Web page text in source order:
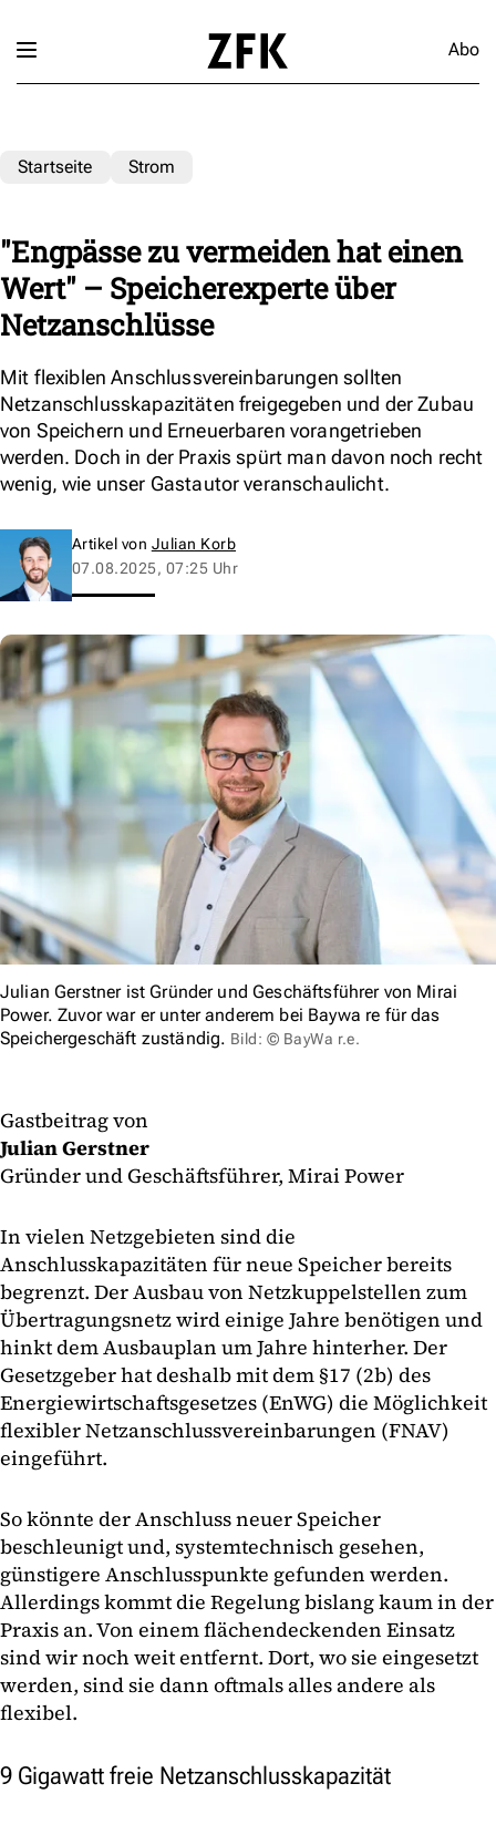
Abo
Startseite Strom
"Engpässe zu vermeiden hat einen
Wert" – Speicherexperte über
Netzanschlüsse
Mit flexiblen Anschlussvereinbarungen sollten
Netzanschlusskapazitäten freigegeben und der Zubau
von Speichern und Erneuerbaren vorangetrieben
werden. Doch in der Praxis spürt man davon noch recht
wenig, wie unser Gastautor veranschaulicht.
Artikel von Julian Korb
07.08.2025, 07:25 Uhr
Julian Gerstner ist Gründer und Geschäftsführer von Mirai
Power. Zuvor war er unter anderem bei Baywa re für das
Speichergeschäft zuständig. Bild: © BayWa r.e.
Gastbeitrag von
Julian Gerstner
Gründer und Geschäftsführer, Mirai Power
In vielen Netzgebieten sind die
Anschlusskapazitäten für neue Speicher bereits
begrenzt. Der Ausbau von Netzkuppelstellen zum
Übertragungsnetz wird einige Jahre benötigen und
hinkt dem Ausbauplan um Jahre hinterher. Der
Gesetzgeber hat deshalb mit dem §17 (2b) des
Energiewirtschaftsgesetzes (EnWG) die Möglichkeit
flexibler Netzanschlussvereinbarungen (FNAV)
eingeführt.
So könnte der Anschluss neuer Speicher
beschleunigt und, systemtechnisch gesehen,
günstigere Anschlusspunkte gefunden werden.
Allerdings kommt die Regelung bislang kaum in der
Praxis an. Von einem flächendeckenden Einsatz
sind wir noch weit entfernt. Dort, wo sie eingesetzt
werden, sind sie dann oftmals alles andere als
flexibel.
9 Gigawatt freie Netzanschlusskapazität